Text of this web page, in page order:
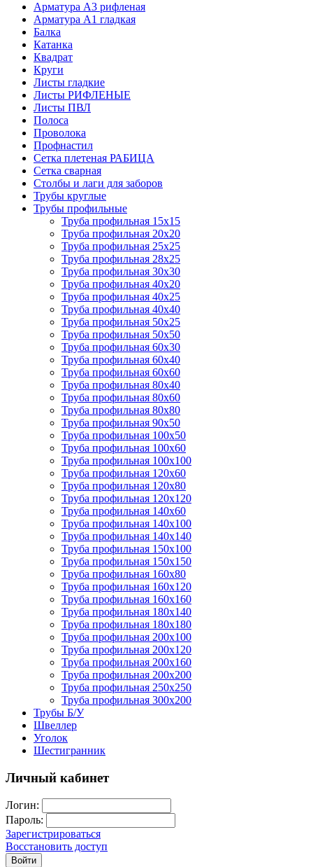
Арматура А3 рифленая
Арматура А1 гладкая
Балка
Катанка
Квадрат
Круги
Листы гладкие
Листы РИФЛЕНЫЕ
Листы ПВЛ
Полоса
Проволока
Профнастил
Сетка плетеная РАБИЦА
Сетка сварная
Столбы и лаги для заборов
Трубы круглые
Трубы профильные
Труба профильная 15х15
Труба профильная 20х20
Труба профильная 25х25
Труба профильная 28х25
Труба профильная 30х30
Труба профильная 40х20
Труба профильная 40х25
Труба профильная 40х40
Труба профильная 50х25
Труба профильная 50х50
Труба профильная 60х30
Труба профильная 60х40
Труба профильная 60х60
Труба профильная 80х40
Труба профильная 80х60
Труба профильная 80х80
Труба профильная 90х50
Труба профильная 100х50
Труба профильная 100х60
Труба профильная 100х100
Труба профильная 120х60
Труба профильная 120х80
Труба профильная 120х120
Труба профильная 140х60
Труба профильная 140х100
Труба профильная 140х140
Труба профильная 150х100
Труба профильная 150х150
Труба профильная 160х80
Труба профильная 160х120
Труба профильная 160х160
Труба профильная 180х140
Труба профильная 180х180
Труба профильная 200х100
Труба профильная 200х120
Труба профильная 200х160
Труба профильная 200х200
Труба профильная 250х250
Труба профильная 300х200
Трубы Б/У
Швеллер
Уголок
Шестигранник
Личный кабинет
Логин:
Пароль:
Зарегистрироваться
Восстановить доступ
Войти